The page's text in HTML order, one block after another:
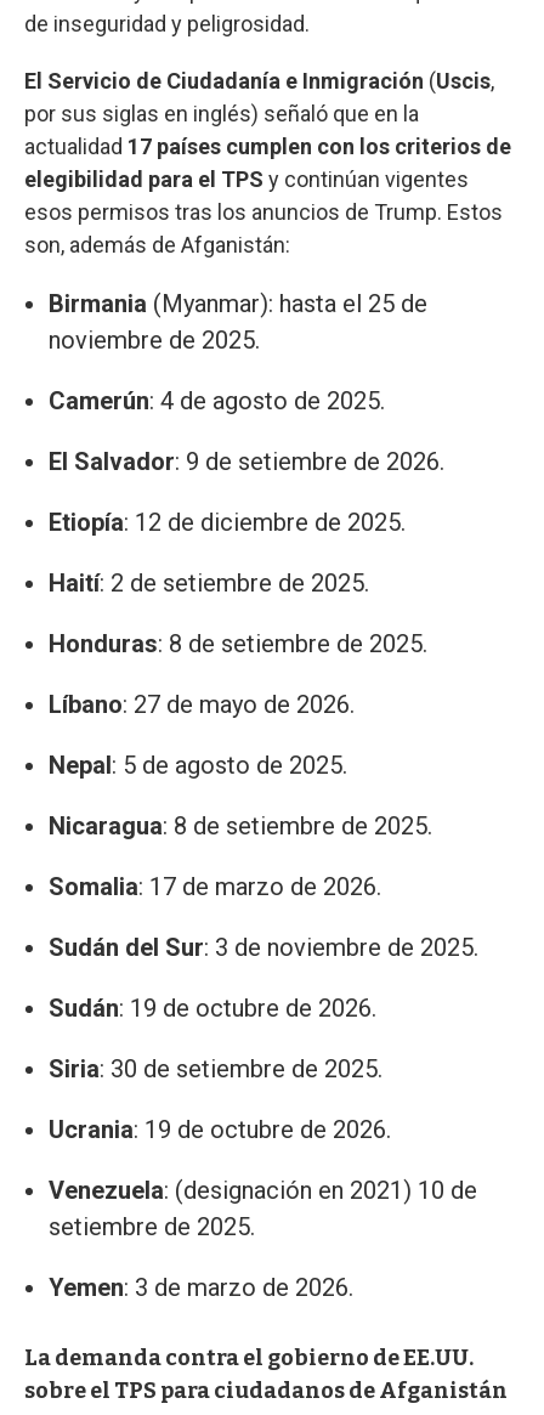
de inseguridad y peligrosidad.
El Servicio de Ciudadanía e Inmigración (Uscis,
por sus siglas en inglés) señaló que en la
actualidad 17 países cumplen con los criterios de
elegibilidad para el TPS y continúan vigentes
esos permisos tras los anuncios de Trump. Estos
son, además de Afganistán:
Birmania (Myanmar): hasta el 25 de
noviembre de 2025.
Camerún: 4 de agosto de 2025.
El Salvador: 9 de setiembre de 2026.
Etiopía: 12 de diciembre de 2025.
Haití: 2 de setiembre de 2025.
Honduras: 8 de setiembre de 2025.
Líbano: 27 de mayo de 2026.
Nepal: 5 de agosto de 2025.
Nicaragua: 8 de setiembre de 2025.
Somalia: 17 de marzo de 2026.
Sudán del Sur: 3 de noviembre de 2025.
Sudán: 19 de octubre de 2026.
Siria: 30 de setiembre de 2025.
Ucrania: 19 de octubre de 2026.
Venezuela: (designación en 2021) 10 de
setiembre de 2025.
Yemen: 3 de marzo de 2026.
La demanda contra el gobierno de EE.UU.
sobre el TPS para ciudadanos de Afganistán